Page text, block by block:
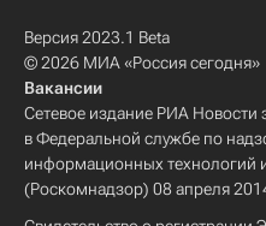
Версия 2023.1 Beta
© 2026 МИА «Россия сегодня»
Вакансии
Сетевое издание РИА Новости
в Федеральной службе по
информационных технологий
(Роскомнадзор) 08 апреля